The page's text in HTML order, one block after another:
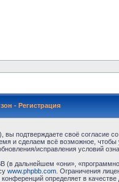
- Регистрация
подтверждаете своё согласие
и сделаем всё возможное,
исправления условий
дальнейшем «они»,
www.phpbb.com. Ограничения
определяет в